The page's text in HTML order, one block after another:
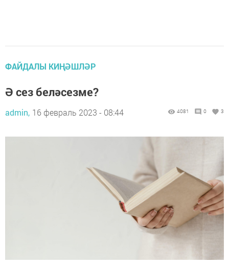
ФАЙДАЛЫ КИҢӘШЛӘР
Ә сез беләсезме?
admin, 16 февраль 2023 - 08:44 4081 0 3